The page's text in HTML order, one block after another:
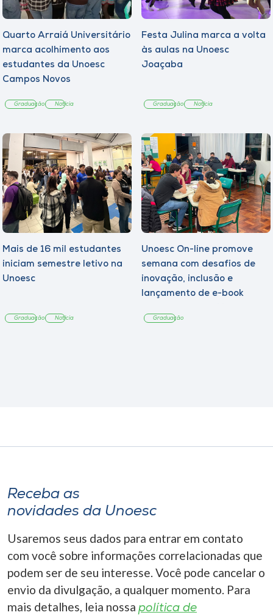
Quarto Arraiá Universitário
marca acolhimento aos
estudantes da Unoesc
Campos Novos
Graduação Notícia
Festa Julina marca a volta
às aulas na Unoesc
Joaçaba
Graduação Notícia
Mais de 16 mil estudantes
iniciam semestre letivo na
Unoesc
Graduação Notícia
Unoesc On-line promove
semana com desafios de
inovação, inclusão e
lançamento de e-book
Graduação
Receba as
novidades da Unoesc
Usaremos seus dados para entrar em contato
com você sobre informações correlacionadas que
podem ser de seu interesse. Você pode cancelar o
envio da divulgação, a qualquer momento. Para
mais detalhes, leia nossa política de